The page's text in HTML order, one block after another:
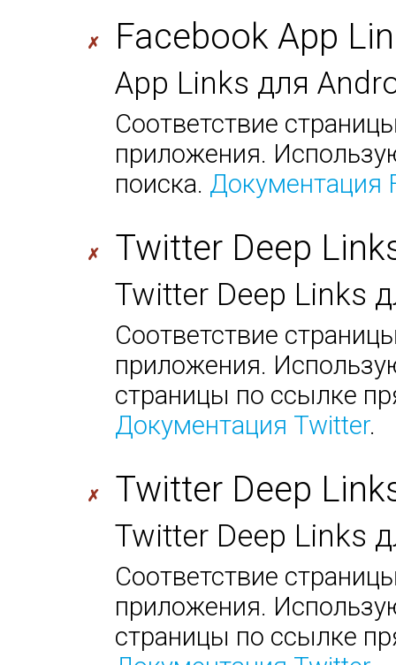
✗ Facebook App
App Links для
Соответствие
приложения.
поиска. Документация
✗ Twitter Deep
Twitter Deep Links
Соответствие
приложения.
страницы по ссылке
Документация Twitter.
✗ Twitter Deep
Twitter Deep Links
Соответствие
приложения.
страницы по ссылке